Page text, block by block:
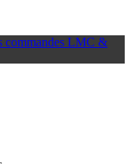
commandes LMC &